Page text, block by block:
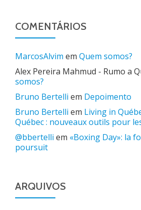
COMENTÁRIOS
MarcosAlvim em Quem somos?
Alex Pereira Mahmud - Rumo a
somos?
Bruno Bertelli em Depoimento
Bruno Bertelli em Living in
Québec : nouveaux outils pour
@bbertelli em «Boxing Day»: la
poursuit
ARQUIVOS